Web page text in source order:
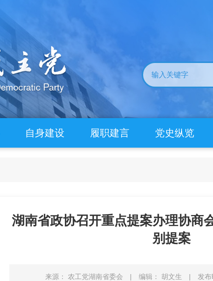
自身建设 履职建言 党史纵览
湖南省政协召开重点提案办理协商
别提案
来源： 农工党湖南省委会 | 编辑： 胡文生 | 发